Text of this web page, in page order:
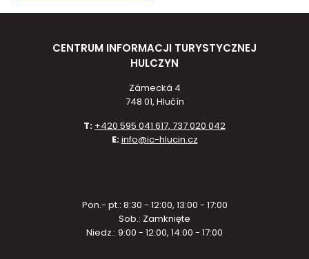
CENTRUM INFORMACJI TURYSTYCZNEJ
HULCZYN
Zámecká 4
748 01, Hlučín
T: +420 595 041 617, 737 020 042
E:info@ic-hlucin.cz
Pon.- pt.: 8:30 - 12:00, 13:00 - 17:00
Sob.: Zamknięte
Niedz.: 9:00 - 12:00, 14:00 - 17:00